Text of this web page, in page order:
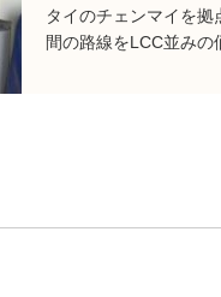
タイのチェンマイを
間の路線をLCC並みの